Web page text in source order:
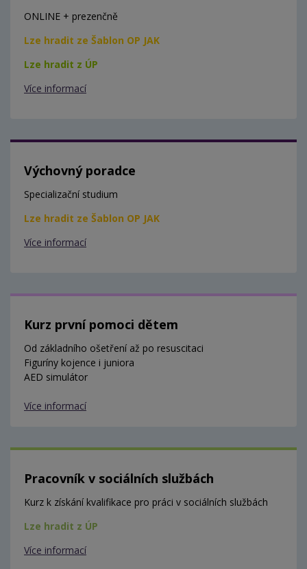
ONLINE + prezenčně
Lze hradit ze Šablon OP JAK
Lze hradit z ÚP
Více informací
Výchovný poradce
Specializační studium
Lze hradit ze Šablon OP JAK
Více informací
Kurz první pomoci dětem
Od základního ošetření až po resuscitaci
Figuríny kojence i juniora
AED simulátor
Více informací
Pracovník v sociálních službách
Kurz k získání kvalifikace pro práci v sociálních službách
Lze hradit z ÚP
Více informací